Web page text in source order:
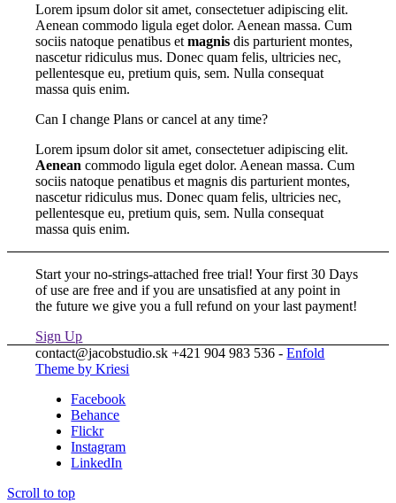
Lorem ipsum dolor sit amet, consectetuer adipiscing elit.
Aenean commodo ligula eget dolor. Aenean massa. Cum
sociis natoque penatibus etmagnis dis parturient montes,
nascetur ridiculus mus. Donec quam felis, ultricies nec,
pellentesque eu, pretium quis, sem. Nulla consequat
massa quis enim.
Can I change Plans or cancel at any time?
Lorem ipsum dolor sit amet, consectetuer adipiscing elit.
Aenean commodo ligula eget dolor. Aenean massa. Cum
sociis natoque penatibus et magnis dis parturient montes,
nascetur ridiculus mus. Donec quam felis, ultricies nec,
pellentesque eu, pretium quis, sem. Nulla consequat
massa quis enim.
Start your no-strings-attached free trial! Your first 30 Days
of use are free and if you are unsatisfied at any point in
the future we give you a full refund on your last payment!
Sign Up
contact@jacobstudio.sk +421 904 983 536 -Enfold
Theme by Kriesi
Facebook
Behance
Flickr
Instagram
LinkedIn
Scroll to top